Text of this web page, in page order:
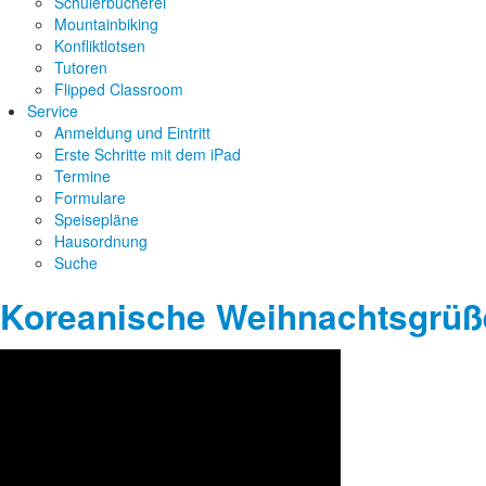
Mountainbiking
Konfliktlotsen
Tutoren
Flipped Classroom
Service
Anmeldung und Eintritt
Erste Schritte mit dem iPad
Termine
Formulare
Speisepläne
Hausordnung
Suche
Koreanische